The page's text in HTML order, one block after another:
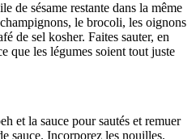
de sésame restante dans la même
le brocoli, les oignons
de sel kosher. Faites sauter, en
que les légumes soient tout juste
et la sauce pour sautés et remuer
sauce. Incorporez les nouilles.